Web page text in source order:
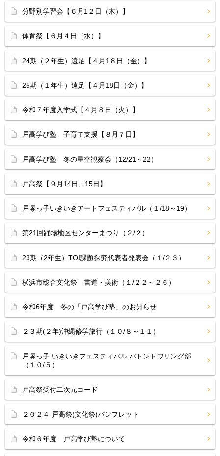
分野別学習会【６月1２日（木）】
体育祭【６月４日（水）】
24期（２年生）遠足【４月1８日（金）】
25期（１年生）遠足【４月18日（金）】
令和７年度入学式【４月８日（火）】
戸高学び塾 子育て支援【８月７日】
戸高学び塾 冬の星空観察会（12/21～22）
戸高祭【９月14日、15日】
戸塚っ子いきいきアートフェスティバル（１/18～19）
第21回踊場地区センターまつり（２/２）
23期（2年生）TOI課題探究代表者発表会（１/２３）
横浜市総合文化祭 書道・美術（１/２２～２６）
令和6年度 冬の「戸高学び塾」のお知らせ
２３期(２年)沖縄修学旅行（１０/８～１１）
戸塚っ子 いきいきフェスティバル バトントワリング部
（１０/５）
戸高祭受付二次元コード
２０２４ 戸高祭(文化祭)パンフレット
令和６年度 戸高学び塾について